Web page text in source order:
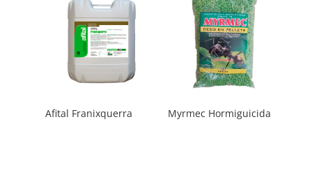
Afital Franixquerra Myrmec Hormiguicida